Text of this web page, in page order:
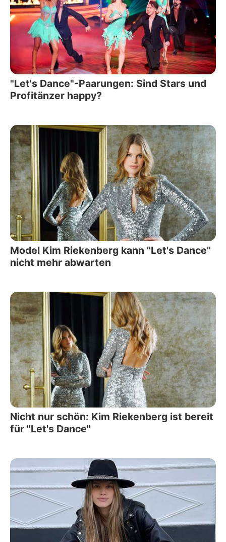
"Let's Dance"-Paarungen: Sind Stars und
Profitänzer happy?
Model Kim Riekenberg kann "Let's Dance"
nicht mehr abwarten
Nicht nur schön: Kim Riekenberg ist bereit
für "Let's Dance"